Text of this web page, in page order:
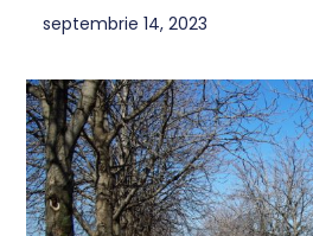
septembrie 14, 2023